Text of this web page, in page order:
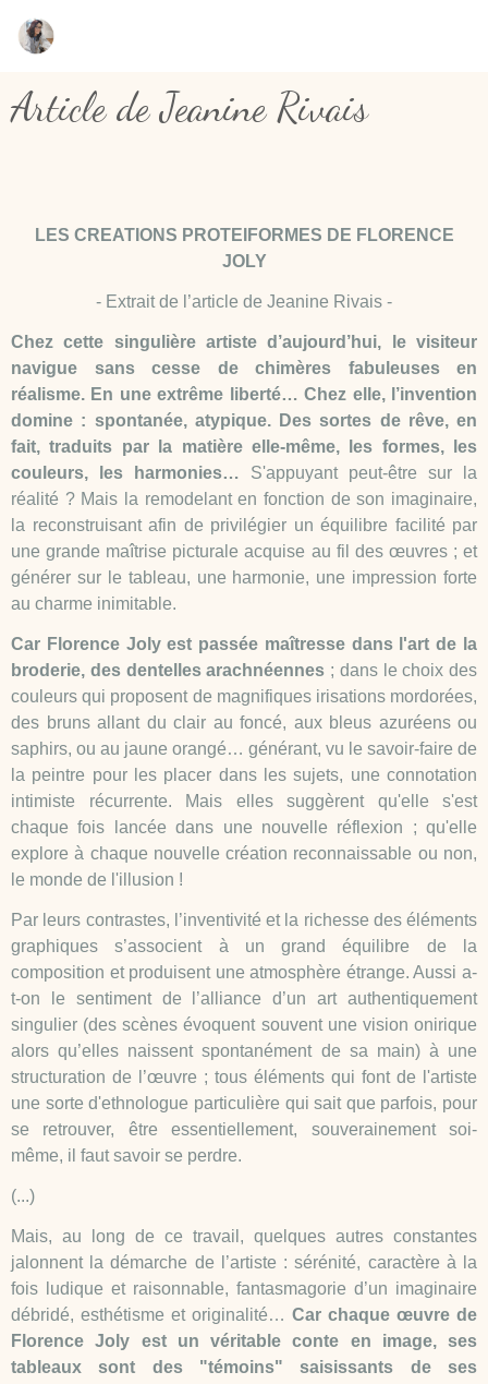
Article de Jeanine Rivais
LES CREATIONS PROTEIFORMES DE FLORENCE
JOLY
- Extrait de l’article de Jeanine Rivais -
Chez cette singulière artiste d’aujourd’hui, le visiteur
navigue sans cesse de chimères fabuleuses en
réalisme. En une extrême liberté… Chez elle, l’invention
domine : spontanée, atypique. Des sortes de rêve, en
fait, traduits par la matière elle-même, les formes, les
couleurs, les harmonies… S'appuyant peut-être sur la
réalité ? Mais la remodelant en fonction de son imaginaire,
la reconstruisant afin de privilégier un équilibre facilité par
une grande maîtrise picturale acquise au fil des œuvres ; et
générer sur le tableau, une harmonie, une impression forte
au charme inimitable.
Car Florence Joly est passée maîtresse dans l'art de la
broderie, des dentelles arachnéennes ; dans le choix des
couleurs qui proposent de magnifiques irisations mordorées,
des bruns allant du clair au foncé, aux bleus azuréens ou
saphirs, ou au jaune orangé… générant, vu le savoir-faire de
la peintre pour les placer dans les sujets, une connotation
intimiste récurrente. Mais elles suggèrent qu'elle s'est
chaque fois lancée dans une nouvelle réflexion ; qu'elle
explore à chaque nouvelle création reconnaissable ou non,
le monde de l'illusion !
Par leurs contrastes, l’inventivité et la richesse des éléments
graphiques s’associent à un grand équilibre de la
composition et produisent une atmosphère étrange. Aussi a-
t-on le sentiment de l’alliance d’un art authentiquement
singulier (des scènes évoquent souvent une vision onirique
alors qu’elles naissent spontanément de sa main) à une
structuration de l’œuvre ; tous éléments qui font de l'artiste
une sorte d'ethnologue particulière qui sait que parfois, pour
se retrouver, être essentiellement, souverainement soi-
même, il faut savoir se perdre.
(...)
Mais, au long de ce travail, quelques autres constantes
jalonnent la démarche de l’artiste : sérénité, caractère à la
fois ludique et raisonnable, fantasmagorie d’un imaginaire
débridé, esthétisme et originalité… Car chaque œuvre de
Florence Joly est un véritable conte en image, ses
tableaux sont des "témoins" saisissants de ses